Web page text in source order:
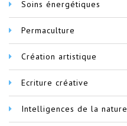
Soins énergétiques
Permaculture
Création artistique
Ecriture créative
Intelligences de la nature